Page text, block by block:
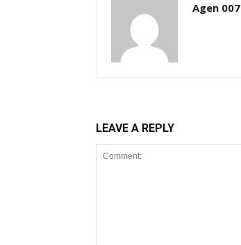
Agen 007
LEAVE A REPLY